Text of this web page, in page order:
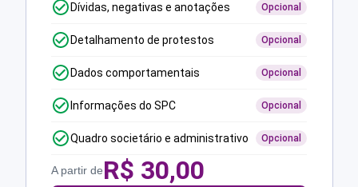
Dívidas, negativas e anotações Opcional
Detalhamento de protestos Opcional
Dados comportamentais Opcional
Informações do SPC Opcional
Quadro societário e administrativo Opcional
A partir deR$ 30,00